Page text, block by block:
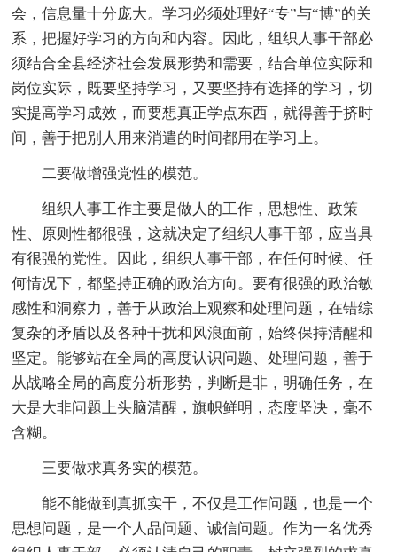
会，信息量十分庞大。学习必须处理好“专”与“博”的关
系，把握好学习的方向和内容。因此，组织人事干部必
须结合全县经济社会发展形势和需要，结合单位实际和
岗位实际，既要坚持学习，又要坚持有选择的学习，切
实提高学习成效，而要想真正学点东西，就得善于挤时
间，善于把别人用来消遣的时间都用在学习上。
二要做增强党性的模范。
组织人事工作主要是做人的工作，思想性、政策
性、原则性都很强，这就决定了组织人事干部，应当具
有很强的党性。因此，组织人事干部，在任何时候、任
何情况下，都坚持正确的政治方向。要有很强的政治敏
感性和洞察力，善于从政治上观察和处理问题，在错综
复杂的矛盾以及各种干扰和风浪面前，始终保持清醒和
坚定。能够站在全局的高度认识问题、处理问题，善于
从战略全局的高度分析形势，判断是非，明确任务，在
大是大非问题上头脑清醒，旗帜鲜明，态度坚决，毫不
含糊。
三要做求真务实的模范。
能不能做到真抓实干，不仅是工作问题，也是一个
思想问题，是一个人品问题、诚信问题。作为一名优秀